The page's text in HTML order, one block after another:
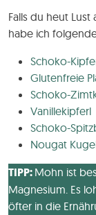
Falls du heut Lust
habe ich
Schoko-
Glutenfreie
Schoko-
Vanillekipferl
Schoko-
Nougat
TIPP: Mohn ist
Magnesium. Es
öfter in die